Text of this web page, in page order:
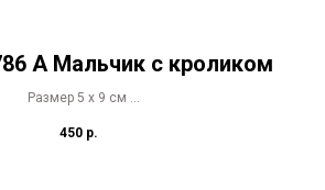
А Мальчик с кроликом
Размер 5 х 9 см
450 р.